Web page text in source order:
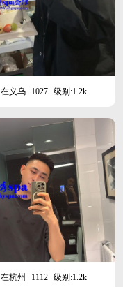
在义乌 1027 级别:1.2k
在杭州 1112 级别:1.2k